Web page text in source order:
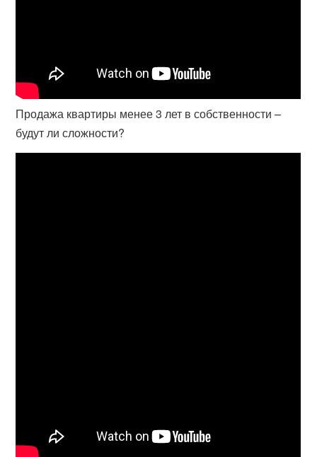
Продажа квартиры менее 3 лет в собственности –
будут ли сложности?